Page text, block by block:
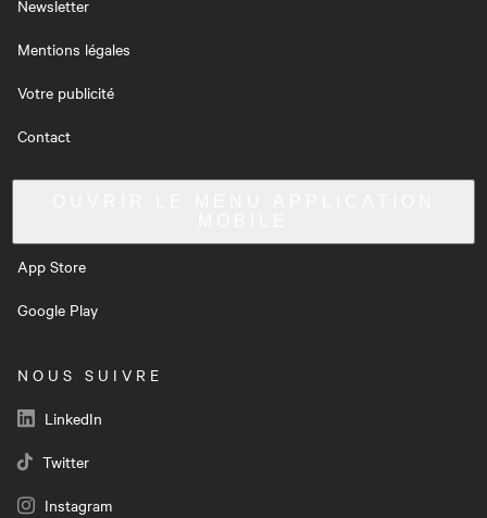
Newsletter
Mentions légales
Votre publicité
Contact
App Store
Google Play
NOUS SUIVRE
LinkedIn
Twitter
Instagram